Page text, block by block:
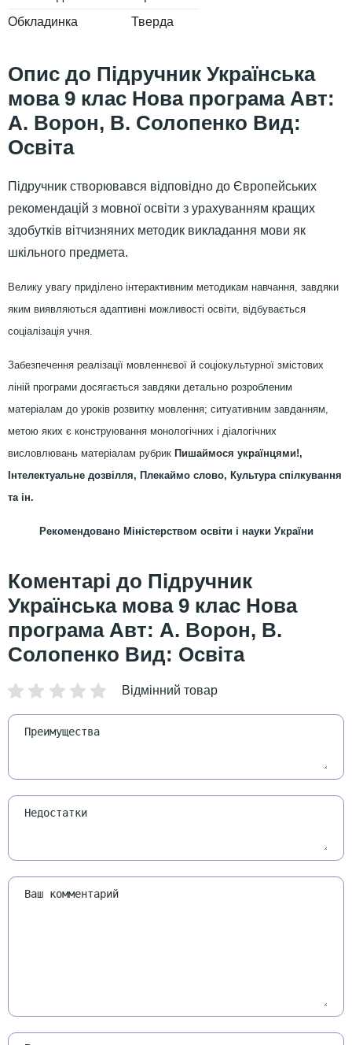
Обкладинка
Тверда
Підручник Українська
мова 9 клас Нова програма Авт:
А. Ворон, В. Солопенко Вид:
Освіта
Підручник створювався відповідно до Європейських
рекомендацій з мовної освіти з урахуванням кращих
здобутків вітчизняних методик викладання мови як
шкільного предмета.
Велику увагу приділено інтерактивним методикам навчання, завдяки
яким виявляються адаптивні можливості освіти, відбувається
соціалізація учня.
Забезпечення реалізації мовленнєвої й соціокультурної змістових
ліній програми досягається завдяки детально розробленим
матеріалам до уроків розвитку мовлення; ситуативним завданням,
метою яких є конструювання монологічних і діалогічних
висловлювань матеріалам рубрик Пишаймося українцями!,
Інтелектуальне дозвілля, Плекаймо слово, Культура спілкування
та ін.
Рекомендовано Міністерством освіти і науки України
Підручник
Українська мова 9 клас Нова
програма Авт: А. Ворон, В.
Солопенко Вид: Освіта